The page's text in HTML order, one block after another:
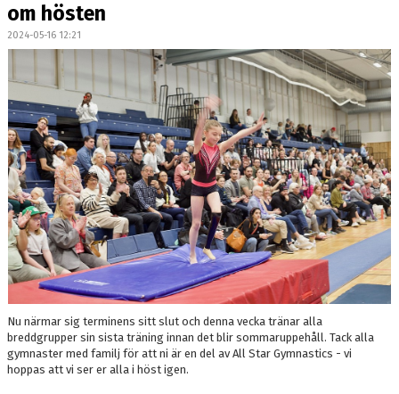
FÖRENINGSKLÄDER
DOKUMENT
BOKNING
FRITIDSKORTET
VÅRA GULDSTÖDMEDLEMMAR
om hösten
2024-05-16 12:21
Nu närmar sig terminens sitt slut och denna vecka tränar alla
breddgrupper sin sista träning innan det blir sommaruppehåll. Tack alla
gymnaster med familj för att ni är en del av All Star Gymnastics - vi
hoppas att vi ser er alla i höst igen.